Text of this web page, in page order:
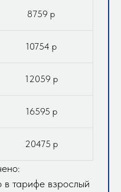
8759 р
10754 р
12059 р
16595 р
20475 р
в тарифе взрослый